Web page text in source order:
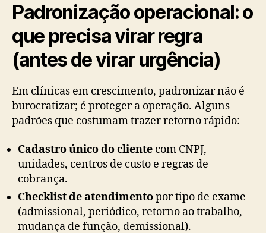
Padronização operacional: o
que precisa virar regra
(antes de virar urgência)
Em clínicas em crescimento, padronizar não é
burocratizar; é proteger a operação. Alguns
padrões que costumam trazer retorno rápido:
Cadastro único do cliente com CNPJ,
unidades, centros de custo e regras de
cobrança.
Checklist de atendimentopor tipo de exame
(admissional, periódico, retorno ao trabalho,
mudança de função, demissional).